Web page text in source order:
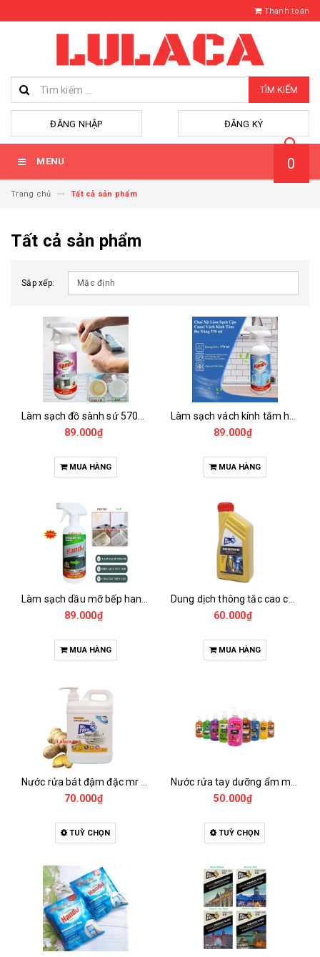
Thanh toán
TÌM KIẾM
ĐĂNG NHẬP ĐĂNG KÝ
MENU 0
Trang chủ Tất cả sản phẩm
Tất cả sản phẩm
Sắp xếp:
89.000₫
MUA HÀNG
89.000₫
MUA HÀNG
89.000₫
MUA HÀNG
60.000₫
MUA HÀNG
70.000₫
TUỲ CHỌN
50.000₫
TUỲ CHỌN